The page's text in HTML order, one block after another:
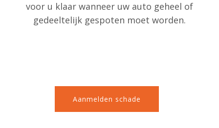
voor u klaar wanneer uw auto geheel of
gedeeltelijk gespoten moet worden.
Aanmelden schade